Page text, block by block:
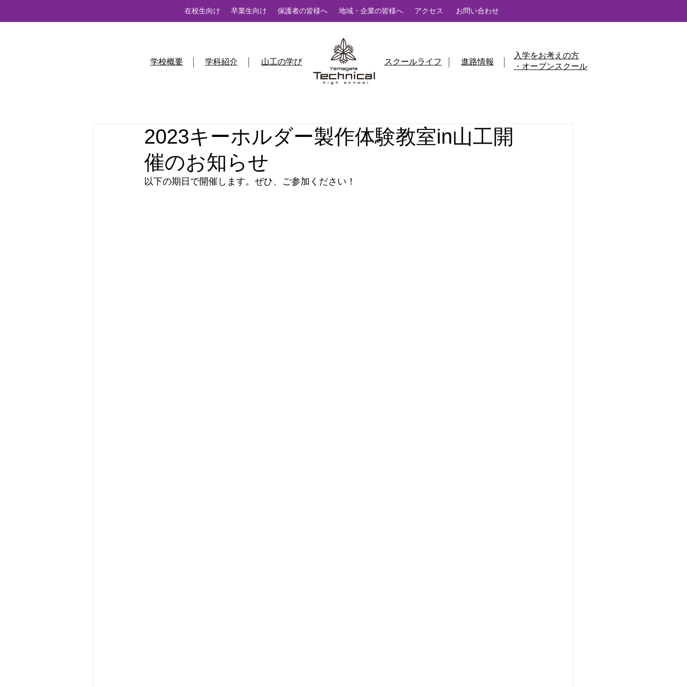
在校生向け 卒業生向け 保護者の皆様へ 地域・企業の皆様へ アクセス お問い合わせ
学校概要 学科紹介 山工の学び スクールライフ 進路情報
入学をお考えの方
・オープンスクール
2023キーホルダー製作体験教室in山工開
催のお知らせ
以下の期日で開催します。ぜひ、ご参加ください！